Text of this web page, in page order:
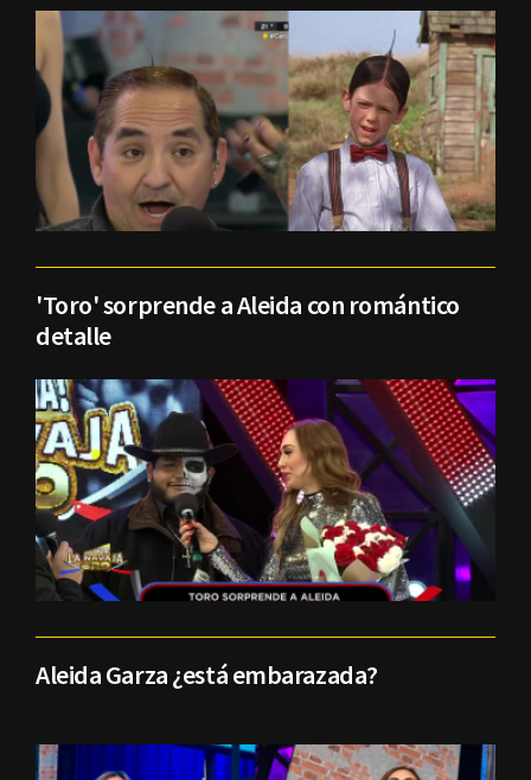
'Toro' sorprende a Aleida con romántico
detalle
Aleida Garza ¿está embarazada?